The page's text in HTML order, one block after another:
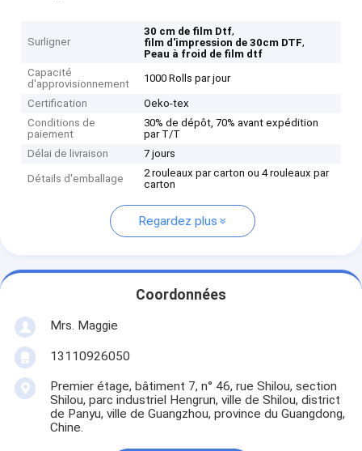
Surligner
30 cm de film Dtf,
film d'impression de 30cm DTF,
Peau à froid de film dtf
Capacité
d'approvisionnement
1000 Rolls par jour
Certification
Oeko-tex
Conditions de
paiement
30% de dépôt, 70% avant expédition
par T/T
Délai de livraison
7 jours
Détails d'emballage
2 rouleaux par carton ou 4 rouleaux par
carton
Regardez plus
Coordonnées
Mrs. Maggie
13110926050
Premier étage, bâtiment 7, n° 46, rue Shilou, section
Shilou, parc industriel Hengrun, ville de Shilou, district
de Panyu, ville de Guangzhou, province du Guangdong,
Chine.